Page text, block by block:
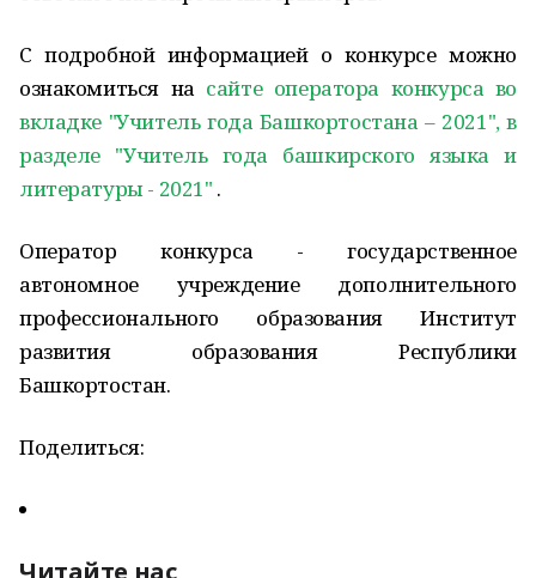
С подробной информацией о конкурсе можно
ознакомиться на сайте оператора конкурса во
вкладке "Учитель года Башкортостана – 2021", в
разделе "Учитель года башкирского языка и
литературы - 2021" .
Оператор конкурса - государственное
автономное учреждение дополнительного
профессионального образования Институт
развития образования Республики
Башкортостан.
Поделиться:
Читайте нас